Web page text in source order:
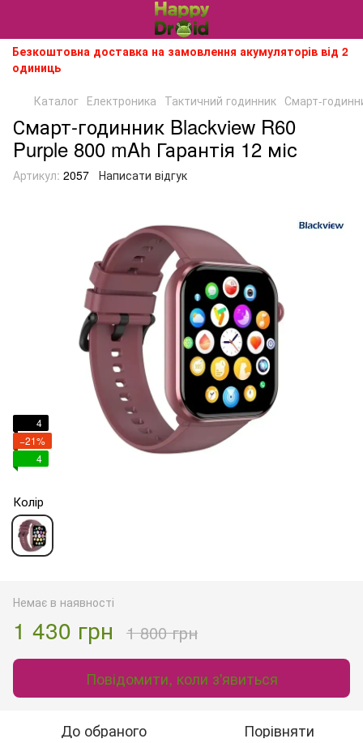
Безкоштовна доставка на замовлення акумуляторів від 2
одиниць
Каталог Електроника Тактичний годинник Смарт-
Смарт-годинник Blackview R60
Purple 800 mAh Гарантія 12 міс
Артикул: 2057 Написати відгук
4
−21%
4
Колір
Немає в наявності
1 430 грн 1 800 грн
Повідомити, коли з'явиться
До обраного Порівняти